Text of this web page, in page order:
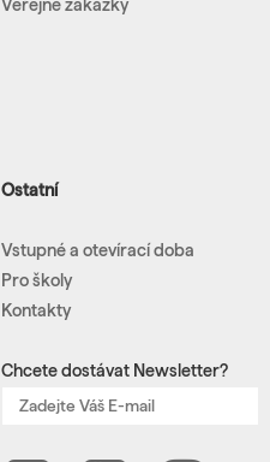
Veřejné zakázky
Ostatní
Vstupné a otevírací doba
Pro školy
Kontakty
Chcete dostávat Newsletter?